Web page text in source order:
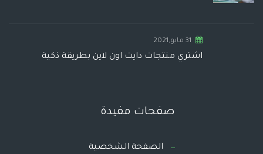
31 مايو,2021
اشتري منتجات دايت اون لاين بطريقة ذكية
صفحات مفيدة
الصفحة الشخصية